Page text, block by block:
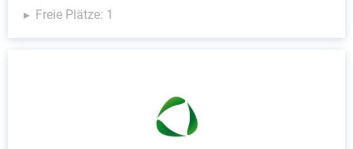
Freie Plätze: 1